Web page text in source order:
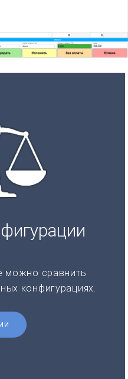
можно сравнить
конфигурациях.